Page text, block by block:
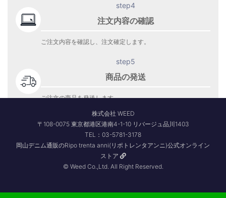
step4
注文内容の確認
ご注文内容を確認し、注文確定します。
step5
商品の発送
ご注文の商品を発送します。
株式会社 WEED
〒108-0075 東京都港区港南4-1-10 リバージュ品川1403
TEL：03-5781-3178
岡山デニム通販のRipo trenta anni(リポトレンタアンニ)公式オンライン
ストア
© Weed Co.,Ltd. All Right Reserved.